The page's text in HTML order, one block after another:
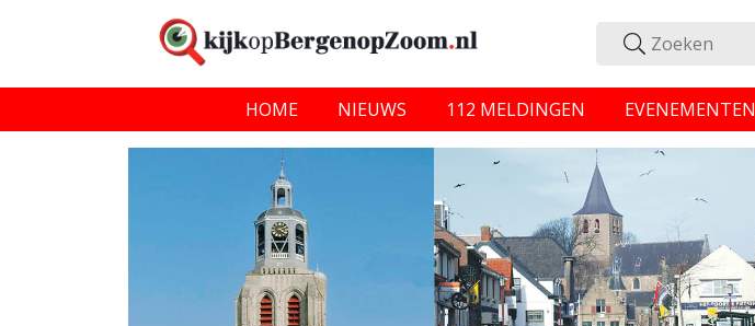
HOME NIEUWS 112 MELDINGEN EVENEMENTEN